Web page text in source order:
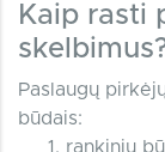
Kaip rasti
Paslaugų
būdais:
rankiniu